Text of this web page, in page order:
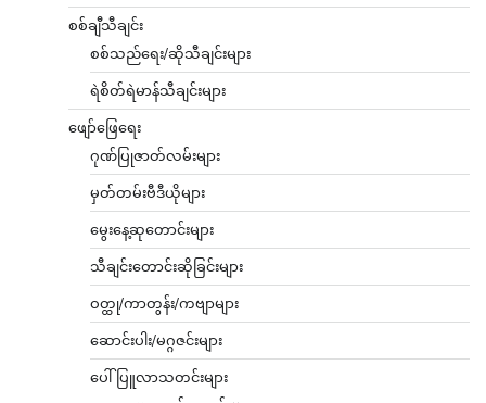
စစ်ချီသီချင်း
စစ်သည်ရေး/ဆိုသီချင်းများ
ရဲစိတ်ရဲမာန်သီချင်းများ
ဖျော်ဖြေရေး
ဂုဏ်ပြုဇာတ်လမ်းများ
မှတ်တမ်းဗီဒီယိုများ
မွေးနေ့ဆုတောင်းများ
သီချင်းတောင်းဆိုခြင်းများ
ဝတ္ထု/ကာတွန်း/ကဗျာများ
ဆောင်းပါး/မဂ္ဂဇင်းများ
ပေါ်ပြူလာသတင်းများ